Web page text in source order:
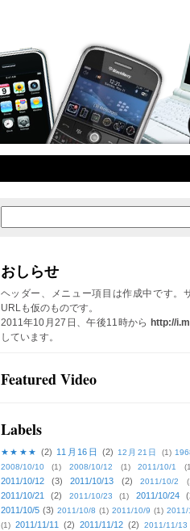
おしらせ
ヘッダー、メニュー項目は作成中です。
URLも仮のものです。
2011年10月27日、午後11時から http://
しています。
Featured Video
Labels
★★★★ (2) 11月16日 (2) 12月21日 (1)
2008/10/10
(1) 2008/10/12 (1) 2011/10/1
2011/10/12
(3) 2011/10/13 (2) 2011/10/2
2011/10/21 (2) 2011/10/23 (1) 2011/10/24
2011/10/5 (3) 2011/10/8 (1) 2011/10/9 (1) 2011/
(1) 2011/11/11 (2) 2011/11/12 (2) 2011/11/13